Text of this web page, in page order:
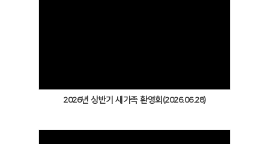
2026년 상반기 새가족 환영회(2026.06.28)